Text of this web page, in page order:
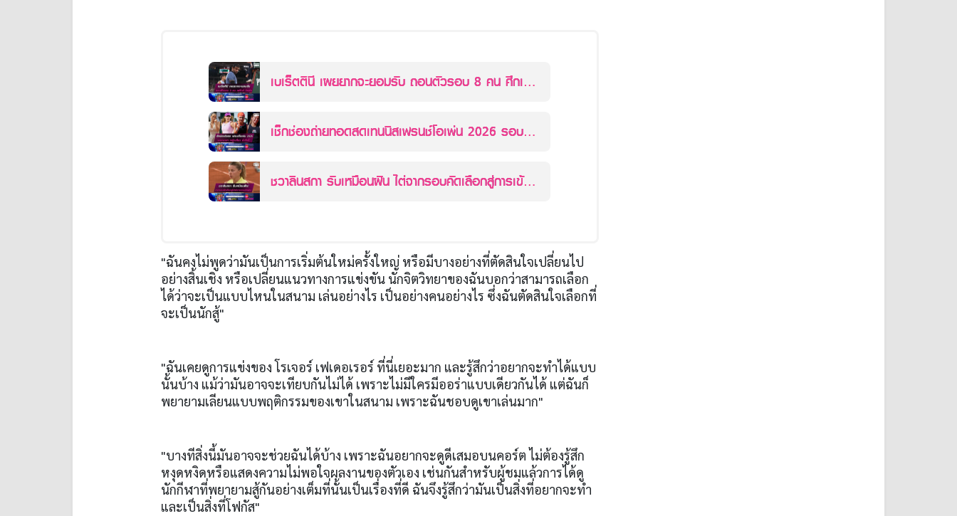
เบเร็ตตินี เผยยากจะยอมรับ ถอนตัวรอบ 8 คน ศึกเฟ
เช็กช่องถ่ายทอดสดเทนนิสเฟรนช์โอเพ่น 2026 รอบร
ชวาลินสกา รับเหมือนฝัน ไต่จากรอบคัดเลือกสู่การเข้า
"ฉันคงไม่พูดว่ามันเป็นการเริ่มต้นใหม่ครั้งใหญ่ หรือมีบางอย่างที่ตัดสินใจเปลี่ยนไป
อย่างสิ้นเชิง หรือเปลี่ยนแนวทางการแข่งขัน นักจิตวิทยาของฉันบอกว่าสามารถเลือก
ได้ว่าจะเป็นแบบไหนในสนาม เล่นอย่างไร เป็นอย่างคนอย่างไร ซึ่งฉันตัดสินใจเลือกที่
จะเป็นนักสู้"
"ฉันเคยดูการแข่งของ โรเจอร์ เฟเดอเรอร์ ที่นี่เยอะมาก และรู้สึกว่าอยากจะทำได้แบบ
นั้นบ้าง แม้ว่ามันอาจจะเทียบกันไม่ได้ เพราะไม่มีใครมีออร่าแบบเดียวกันได้ แต่ฉันก็
พยายามเลียนแบบพฤติกรรมของเขาในสนาม เพราะฉันชอบดูเขาเล่นมาก"
"บางทีสิ่งนี้มันอาจจะช่วยฉันได้บ้าง เพราะฉันอยากจะดูดีเสมอบนคอร์ต ไม่ต้องรู้สึก
หงุดหงิดหรือแสดงความไม่พอใจผลงานของตัวเอง เช่นกันสำหรับผู้ชมแล้วการได้ดู
นักกีฬาที่พยายามสู้กันอย่างเต็มที่นั้นเป็นเรื่องที่ดี ฉันจึงรู้สึกว่ามันเป็นสิ่งที่อยากจะทำ
และเป็นสิ่งที่โฟกัส"